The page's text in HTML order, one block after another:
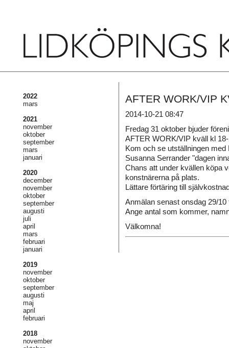
2022
mars
2021
november
oktober
september
mars
januari
2020
december
november
oktober
september
augusti
juli
april
mars
februari
januari
2019
november
oktober
september
augusti
maj
april
februari
2018
november
AFTER WORK/VIP
2014-10-21 08:47
Fredag 31 oktober bjuder
AFTER WORK/VIP kväll kl
Kom och se utställningen
Susanna Serrander "dagen
Chans att under kvällen köpa
konstnärerna på plats.
Lättare förtäring till
Anmälan senast onsdag 29/
Ange antal som kommer,
Välkomna!